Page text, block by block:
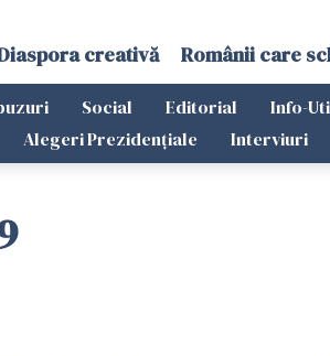
creativă Românii care
Social Editorial Info-
Alegeri Prezidențiale Interviuri